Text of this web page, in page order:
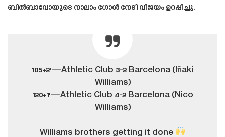
ബിൽബാവോയുടെ നാലാം ഗോൾ നേടി വിജയം ഉറപ്പിച്ചു.
105+2'—Athletic Club 3-2 Barcelona (Iñaki
Williams)
120+1'—Athletic Club 4-2 Barcelona (Nico
Williams)
Williams brothers getting it done